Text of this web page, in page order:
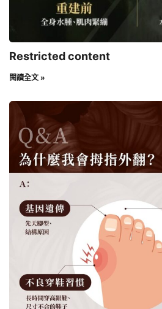
Restricted content
閱讀全文 »